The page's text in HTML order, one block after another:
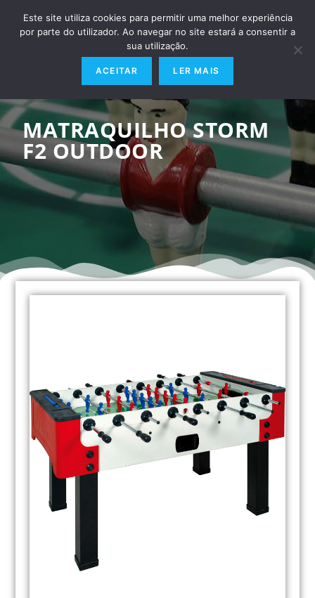
MATRAQUILHO STORM
F2 OUTDOOR
Este site utiliza cookies para permitir uma melhor experiência
por parte do utilizador. Ao navegar no site estará a consentir a
sua utilização.
ACEITAR LER MAIS